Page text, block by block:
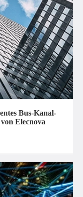
Bus-Kanal-
Elecnova